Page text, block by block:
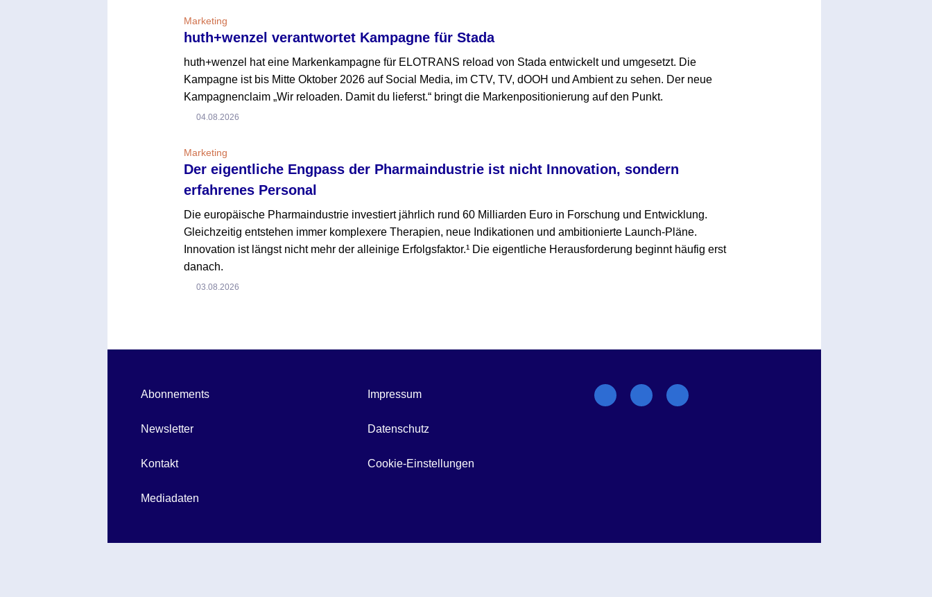
Marketing
huth+wenzel verantwortet Kampagne für Stada
huth+wenzel hat eine Markenkampagne für ELOTRANS reload von Stada entwickelt und umgesetzt. Die
Kampagne ist bis Mitte Oktober 2026 auf Social Media, im CTV, TV, dOOH und Ambient zu sehen. Der neue
Kampagnenclaim „Wir reloaden. Damit du lieferst.“ bringt die Markenpositionierung auf den Punkt.
04.08.2026
Marketing
Der eigentliche Engpass der Pharmaindustrie ist nicht Innovation, sondern
erfahrenes Personal
Die europäische Pharmaindustrie investiert jährlich rund 60 Milliarden Euro in Forschung und Entwicklung.
Gleichzeitig entstehen immer komplexere Therapien, neue Indikationen und ambitionierte Launch-Pläne.
Innovation ist längst nicht mehr der alleinige Erfolgsfaktor.¹ Die eigentliche Herausforderung beginnt häufig erst
danach.
03.08.2026
Abonnements
Newsletter
Kontakt
Mediadaten
Impressum
Datenschutz
Cookie-Einstellungen